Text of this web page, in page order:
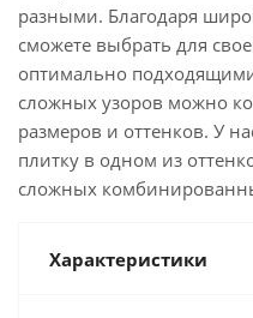
разными. Благодаря
сможете выбрать для
оптимально
сложных узоров можно
размеров и оттенков. У
плитку в одном из
сложных
Характеристики